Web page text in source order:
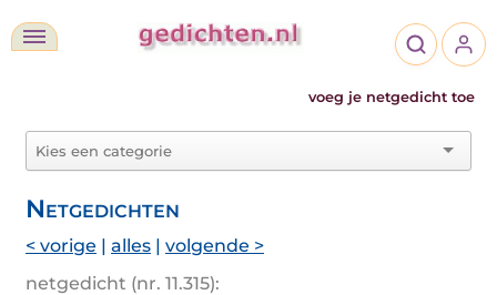
voeg je netgedicht toe
Netgedichten
< vorige | alles | volgende >
netgedicht (nr. 11.315):